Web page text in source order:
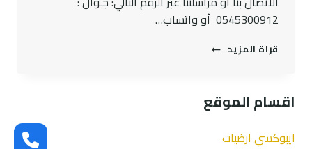
0545300912 أو واتساب…
قراة المزيد شركة
0545300912
أسعار
الفلل
اقسام الموقع
ايبوكسي ارضيات